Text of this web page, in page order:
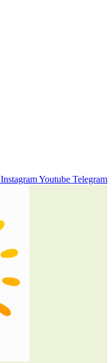
InstagramYoutube Telegram